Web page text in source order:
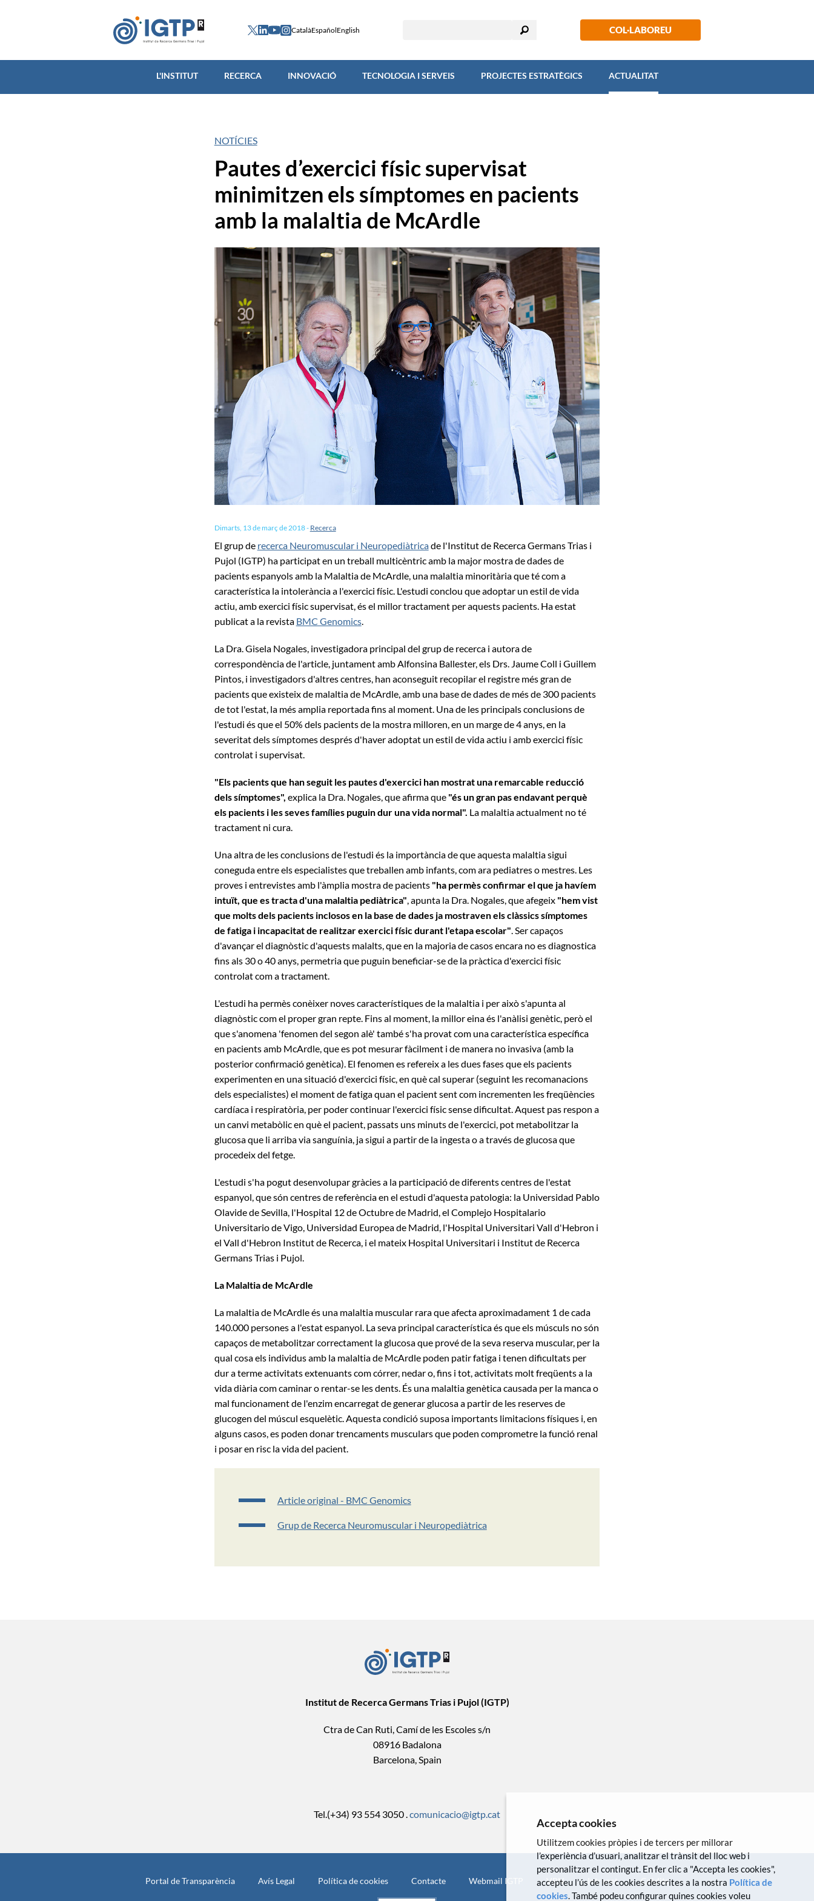
CatalàEspañolEnglish COL·LABOREU
L'INSTITUT RECERCA INNOVACIÓ TECNOLOGIA I SERVEIS PROJECTES ESTRATÈGICS ACTUALITAT
NOTÍCIES
Pautes d’exercici físic supervisat
minimitzen els símptomes en pacients
amb la malaltia de McArdle
Dimarts, 13 de març de 2018- Recerca
El grup de recerca Neuromuscular i Neuropediàtricade l'Institut de Recerca Germans Trias i
Pujol (IGTP) ha participat en un treball multicèntric amb la major mostra de dades de
pacients espanyols amb la Malaltia de McArdle, una malaltia minoritària que té com a
característica la intolerància a l'exercici físic. L'estudi conclou que adoptar un estil de vida
actiu, amb exercici físic supervisat, és el millor tractament per aquests pacients. Ha estat
publicat a la revista BMC Genomics.
La Dra. Gisela Nogales, investigadora principal del grup de recerca i autora de
correspondència de l'article, juntament amb Alfonsina Ballester, els Drs. Jaume Coll i Guillem
Pintos, i investigadors d'altres centres, han aconseguit recopilar el registre més gran de
pacients que existeix de malaltia de McArdle, amb una base de dades de més de 300 pacients
de tot l'estat, la més amplia reportada fins al moment. Una de les principals conclusions de
l'estudi és que el 50% dels pacients de la mostra milloren, en un marge de 4 anys, en la
severitat dels símptomes després d'haver adoptat un estil de vida actiu i amb exercici físic
controlat i supervisat.
"Els pacients que han seguit les pautes d'exercici han mostrat una remarcable reducció
dels símptomes", explica la Dra. Nogales, que afirma que "és un gran pas endavant perquè
els pacients i les seves famílies puguin dur una vida normal". La malaltia actualment no té
tractament ni cura.
Una altra de les conclusions de l'estudi és la importància de que aquesta malaltia sigui
coneguda entre els especialistes que treballen amb infants, com ara pediatres o mestres. Les
proves i entrevistes amb l'àmplia mostra de pacients "ha permès confirmar el que ja havíem
intuït, que es tracta d'una malaltia pediàtrica", apunta la Dra. Nogales, que afegeix "hem vist
que molts dels pacients inclosos en la base de dades ja mostraven els clàssics símptomes
de fatiga i incapacitat de realitzar exercici físic durant l'etapa escolar". Ser capaços
d'avançar el diagnòstic d'aquests malalts, que en la majoria de casos encara no es diagnostica
fins als 30 o 40 anys, permetria que puguin beneficiar-se de la pràctica d'exercici físic
controlat com a tractament.
L'estudi ha permès conèixer noves característiques de la malaltia i per això s'apunta al
diagnòstic com el proper gran repte. Fins al moment, la millor eina és l'anàlisi genètic, però el
que s'anomena 'fenomen del segon alè' també s'ha provat com una característica específica
en pacients amb McArdle, que es pot mesurar fàcilment i de manera no invasiva (amb la
posterior confirmació genètica). El fenomen es refereix a les dues fases que els pacients
experimenten en una situació d'exercici físic, en què cal superar (seguint les recomanacions
dels especialistes) el moment de fatiga quan el pacient sent com incrementen les freqüències
cardíaca i respiratòria, per poder continuar l'exercici físic sense dificultat. Aquest pas respon a
un canvi metabòlic en què el pacient, passats uns minuts de l'exercici, pot metabolitzar la
glucosa que li arriba via sanguínia, ja sigui a partir de la ingesta o a través de glucosa que
procedeix del fetge.
L'estudi s'ha pogut desenvolupar gràcies a la participació de diferents centres de l'estat
espanyol, que són centres de referència en el estudi d'aquesta patologia: la Universidad Pablo
Olavide de Sevilla, l'Hospital 12 de Octubre de Madrid, el Complejo Hospitalario
Universitario de Vigo, Universidad Europea de Madrid, l'Hospital Universitari Vall d'Hebron i
el Vall d'Hebron Institut de Recerca, i el mateix Hospital Universitari i Institut de Recerca
Germans Trias i Pujol.
La Malaltia de McArdle
La malaltia de McArdle és una malaltia muscular rara que afecta aproximadament 1 de cada
140.000 persones a l'estat espanyol. La seva principal característica és que els músculs no són
capaços de metabolitzar correctament la glucosa que prové de la seva reserva muscular, per la
qual cosa els individus amb la malaltia de McArdle poden patir fatiga i tenen dificultats per
dur a terme activitats extenuants com córrer, nedar o, fins i tot, activitats molt freqüents a la
vida diària com caminar o rentar-se les dents. És una malaltia genètica causada per la manca o
mal funcionament de l'enzim encarregat de generar glucosa a partir de les reserves de
glucogen del múscul esquelètic. Aquesta condició suposa importants limitacions físiques i, en
alguns casos, es poden donar trencaments musculars que poden comprometre la funció renal
i posar en risc la vida del pacient.
Article original - BMC Genomics
Grup de Recerca Neuromuscular i Neuropediàtrica
Institut de Recerca Germans Trias i Pujol (IGTP)
Ctra de Can Ruti, Camí de les Escoles s/n
08916 Badalona
Barcelona, Spain
Tel.(+34) 93 554 3050 .comunicacio@igtp.cat
Portal de Transparència Avís Legal Política de cookies Contacte Webmail IGTP VPN Intranet Crèdits
Accepta cookies
Utilitzem cookies pròpies i de tercers per millorar
l’experiència d’usuari, analitzar el trànsit del lloc web i
personalitzar el contingut. En fer clic a "Accepta les cookies",
accepteu l’ús de les cookies descrites a la nostra Política de
cookies. També podeu configurar quines cookies voleu